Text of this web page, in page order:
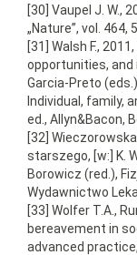
[30] Vaupel J. W.,
„Nature”, vol. 464,
[31] Walsh F.,
opportunities, and
Garcia-Preto
Individual, family,
ed., Allyn&Bacon,
[32]
starszego, [w:] K.
Borowicz (red.),
Wydawnictwo
[33] Wolfer T.A.,
bereavement in
advanced